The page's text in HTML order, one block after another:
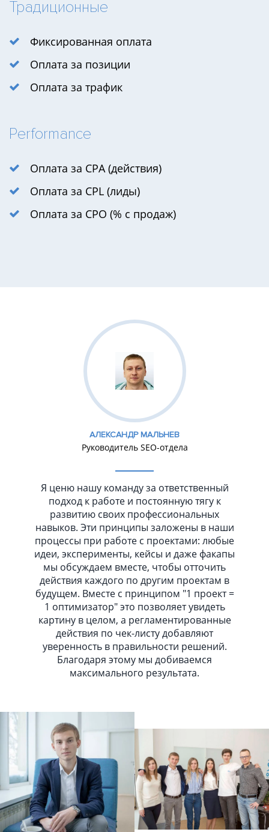
Традиционные
Фиксированная оплата
Оплата за позиции
Оплата за трафик
Performance
Оплата за CPA (действия)
Оплата за CPL (лиды)
Оплата за CPO (% с продаж)
АЛЕКСАНДР МАЛЬНЕВ
Руководитель SEO-отдела
Я ценю нашу команду за ответственный
подход к работе и постоянную тягу к
развитию своих профессиональных
навыков. Эти принципы заложены в наши
процессы при работе с проектами: любые
идеи, эксперименты, кейсы и даже факапы
мы обсуждаем вместе, чтобы отточить
действия каждого по другим проектам в
будущем. Вместе с принципом "1 проект =
1 оптимизатор" это позволяет увидеть
картину в целом, а регламентированные
действия по чек-листу добавляют
уверенность в правильности решений.
Благодаря этому мы добиваемся
максимального результата.